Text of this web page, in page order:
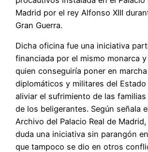
Madrid por el rey Alfonso XIII
Gran Guerra.
Dicha oficina fue una iniciativa
financiada por el mismo monarca y
quien conseguiría poner en
diplomáticos y militares del
aliviar el sufrimiento de las
de los beligerantes. Según señala
Archivo del Palacio Real de
duda una iniciativa sin parangón
que tampoco se dio en otros